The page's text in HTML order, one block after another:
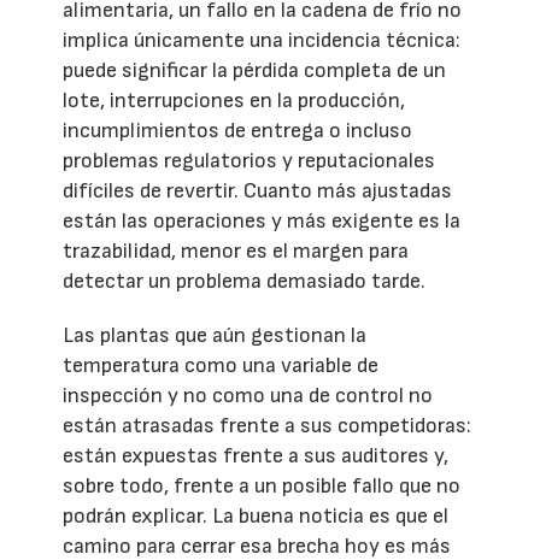
alimentaria, un fallo en la cadena de frío no
implica únicamente una incidencia técnica:
puede significar la pérdida completa de un
lote, interrupciones en la producción,
incumplimientos de entrega o incluso
problemas regulatorios y reputacionales
difíciles de revertir. Cuanto más ajustadas
están las operaciones y más exigente es la
trazabilidad, menor es el margen para
detectar un problema demasiado tarde.
Las plantas que aún gestionan la
temperatura como una variable de
inspección y no como una de control no
están atrasadas frente a sus competidoras:
están expuestas frente a sus auditores y,
sobre todo, frente a un posible fallo que no
podrán explicar. La buena noticia es que el
camino para cerrar esa brecha hoy es más